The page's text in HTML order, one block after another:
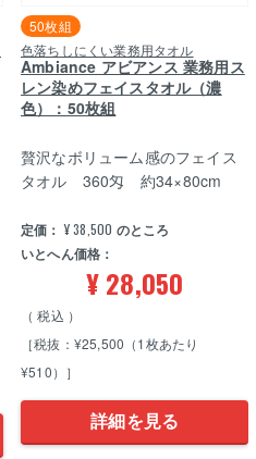
色落ちしにくい業務用タオル
Ambiance アビアンス 業務用ス
レン染めフェイスタオル（濃
色）：50枚組
50枚組
定価： ¥38,500 のところ
いとへん価格：
¥28,050
税込
［税抜：¥25,500（1枚あたり
¥510）］
贅沢なボリューム感のフェイス
タオル 360匁 約34×80cm
詳細を見る